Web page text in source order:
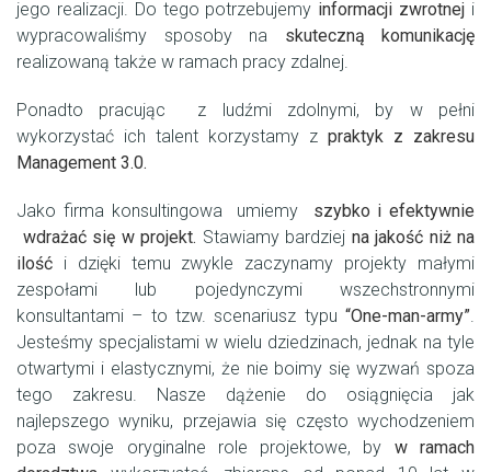
jego realizacji. Do tego potrzebujemy informacji zwrotnej i
wypracowaliśmy sposoby na skuteczną komunikację
realizowaną także w ramach pracy zdalnej.
Ponadto pracując z ludźmi zdolnymi, by w pełni
wykorzystać ich talent korzystamy z praktyk z zakresu
Management 3.0.
Jako firma konsultingowa umiemy szybko i efektywnie
wdrażać się w projekt. Stawiamy bardziej na jakość niż na
ilość i dzięki temu zwykle zaczynamy projekty małymi
zespołami lub pojedynczymi wszechstronnymi
konsultantami – to tzw. scenariusz typu “One-man-army”.
Jesteśmy specjalistami w wielu dziedzinach, jednak na tyle
otwartymi i elastycznymi, że nie boimy się wyzwań spoza
tego zakresu. Nasze dążenie do osiągnięcia jak
najlepszego wyniku, przejawia się często wychodzeniem
poza swoje oryginalne role projektowe, by w ramach